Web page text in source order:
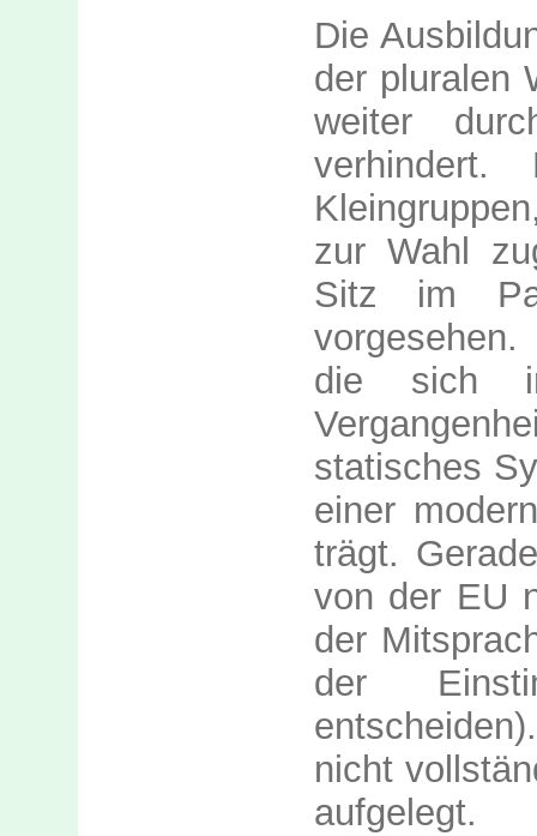
Die
der pluralen
weiter
zur Wahl
Sitz im
die sich
statisches
einer
trägt.
von der EU
der
der
nicht
aufgelegt.